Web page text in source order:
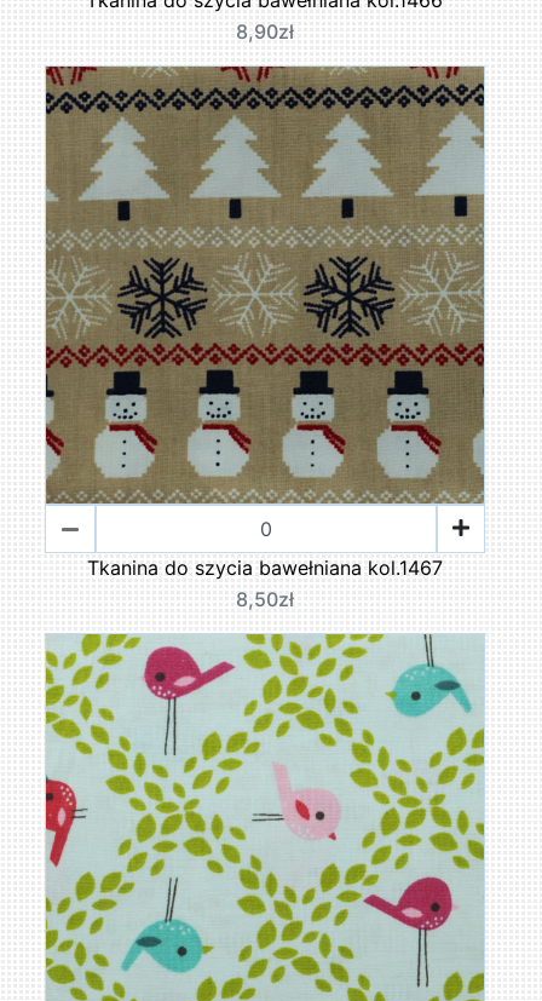
8,90zł
Tkanina do szycia bawełniana kol.1467
8,50zł